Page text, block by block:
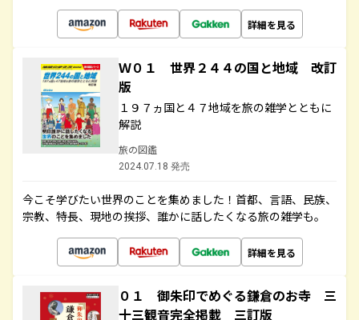
詳細を見る
Ｗ０１ 世界２４４の国と地域 改訂
版
１９７ヵ国と４７地域を旅の雑学とともに
解説
旅の図鑑
2024.07.18 発売
今こそ学びたい世界のことを集めました！首都、言語、民族、
宗教、特長、現地の挨拶、誰かに話したくなる旅の雑学も。
詳細を見る
０１ 御朱印でめぐる鎌倉のお寺 三
十三観音完全掲載 三訂版